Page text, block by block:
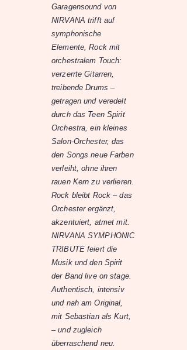
Garagensound von
NIRVANA trifft auf
symphonische
Elemente, Rock mit
orchestralem Touch:
verzerrte Gitarren,
treibende Drums –
getragen und veredelt
durch das Teen Spirit
Orchestra, ein kleines
Salon-Orchester, das
den Songs neue Farben
verleiht, ohne ihren
rauen Kern zu verlieren.
Rock bleibt Rock – das
Orchester ergänzt,
akzentuiert, atmet mit.
NIRVANA SYMPHONIC
TRIBUTE feiert die
Musik und den Spirit
der Band live on stage.
Authentisch, intensiv
und nah am Original,
mit Sebastian als Kurt,
– und zugleich
überraschend neu.